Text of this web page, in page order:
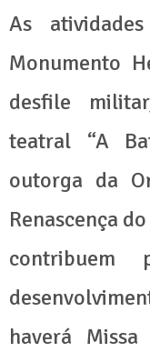
As
Monumento
desfile
teatral “A
outorga da
Renascença
haverá